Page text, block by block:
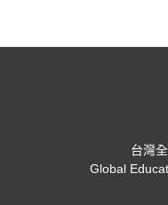
台灣
Global